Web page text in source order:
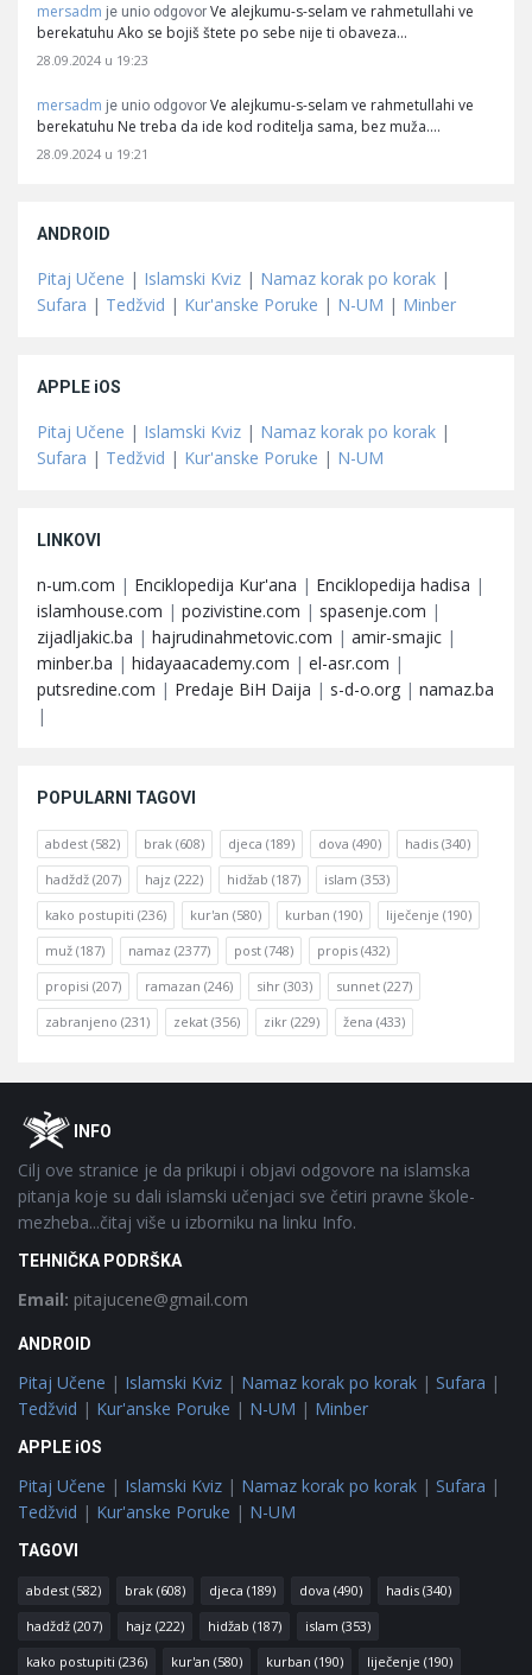
mersadm je unio odgovor Ve alejkumu-s-selam ve rahmetullahi ve
berekatuhu Ako se bojiš štete po sebe nije ti obaveza…
28.09.2024 u 19:23
mersadm je unio odgovor Ve alejkumu-s-selam ve rahmetullahi ve
berekatuhu Ne treba da ide kod roditelja sama, bez muža.…
28.09.2024 u 19:21
ANDROID
Pitaj Učene | Islamski Kviz | Namaz korak po korak |
Sufara | Tedžvid | Kur'anske Poruke | N-UM | Minber
APPLE iOS
Pitaj Učene | Islamski Kviz | Namaz korak po korak |
Sufara | Tedžvid | Kur'anske Poruke | N-UM
LINKOVI
n-um.com | Enciklopedija Kur'ana | Enciklopedija hadisa |
islamhouse.com | pozivistine.com | spasenje.com |
zijadljakic.ba | hajrudinahmetovic.com | amir-smajic |
minber.ba | hidayaacademy.com | el-asr.com |
putsredine.com | Predaje BiH Daija | s-d-o.org | namaz.ba
|
POPULARNI TAGOVI
abdest (582) brak (608) djeca (189) dova (490) hadis (340)
hadždž (207) hajz (222) hidžab (187) islam (353)
kako postupiti (236) kur'an (580) kurban (190) liječenje (190)
muž (187) namaz (2377) post (748) propis (432)
propisi (207) ramazan (246) sihr (303) sunnet (227)
zabranjeno (231) zekat (356) zikr (229) žena (433)
FooterOINFO
Cilj ove stranice je da prikupi i objavi odgovore na islamska
pitanja koje su dali islamski učenjaci sve četiri pravne škole-
mezheba...čitaj više u izborniku na linku Info.
TEHNIČKA PODRŠKA
Email: pitajucene@gmail.com
ANDROID
Pitaj Učene | Islamski Kviz | Namaz korak po korak | Sufara |
Tedžvid | Kur'anske Poruke | N-UM | Minber
APPLE iOS
Pitaj Učene | Islamski Kviz | Namaz korak po korak | Sufara |
Tedžvid | Kur'anske Poruke | N-UM
TAGOVI
abdest (582) brak (608) djeca (189) dova (490) hadis (340)
hadždž (207) hajz (222) hidžab (187) islam (353)
kako postupiti (236) kur'an (580) kurban (190) liječenje (190)